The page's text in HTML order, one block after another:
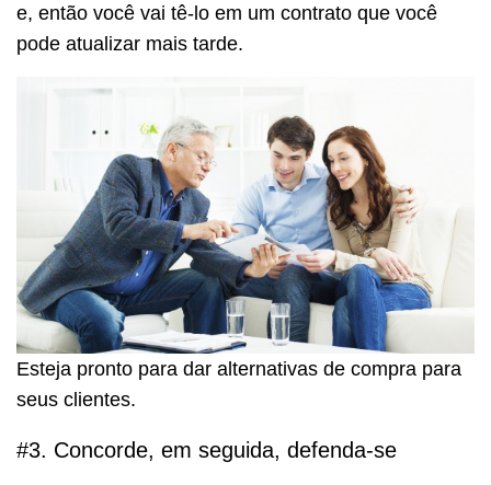
e, então você vai tê-lo em um contrato que você
pode atualizar mais tarde.
Esteja pronto para dar alternativas de compra para
seus clientes.
#3. Concorde, em seguida, defenda-se